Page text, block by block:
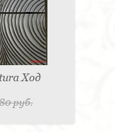
Ход
руб.